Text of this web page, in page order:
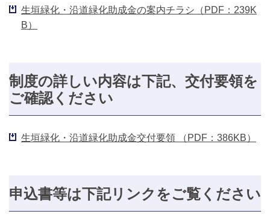
生垣緑化・沿道緑化助成金の案内チラシ（PDF：239K
B）
制度の詳しい内容は下記、交付要領を
ご確認ください
生垣緑化・沿道緑化助成金交付要領 （PDF：386KB）
申込書等は下記リンクをご覧ください